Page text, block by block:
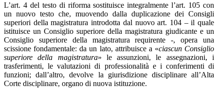
L’art. 4 del testo di riforma sostituisce integralmente l’art. 105 con
un nuovo testo che, muovendo dalla duplicazione dei Consigli
superiori della magistratura introdotta dal nuovo art. 104 – il quale
istituisce un Consiglio superiore della magistratura giudicante e un
Consiglio superiore della magistratura requirente -, opera una
scissione fondamentale: da un lato, attribuisce a «ciascun Consiglio
superiore della magistratura» le assunzioni, le assegnazioni, i
trasferimenti, le valutazioni di professionalità e i conferimenti di
funzioni; dall’altro, devolve la giurisdizione disciplinare all’Alta
Corte disciplinare, organo di nuova istituzione.